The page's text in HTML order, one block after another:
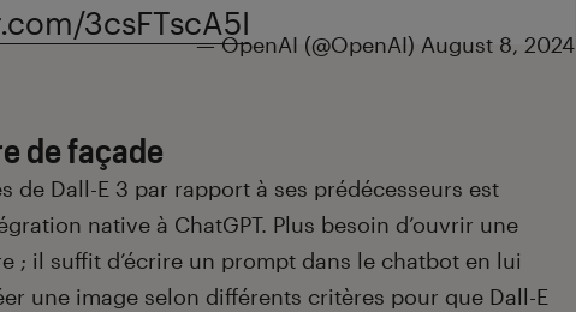
3csFTscA5I
— OpenAI (@OpenAI) August 8, 2024
de façade
de Dall-E 3 par rapport à ses prédécesseurs est
native à ChatGPT. Plus besoin d’ouvrir une
; il suffit d’écrire un prompt dans le chatbot en lui
une image selon différents critères pour que Dall-E